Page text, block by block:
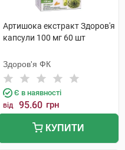
Артишока екстракт Здоров'я
капсули 100 мг 60 шт
Здоров'я ФК
Є в наявності
від 95.60 грн
КУПИТИ